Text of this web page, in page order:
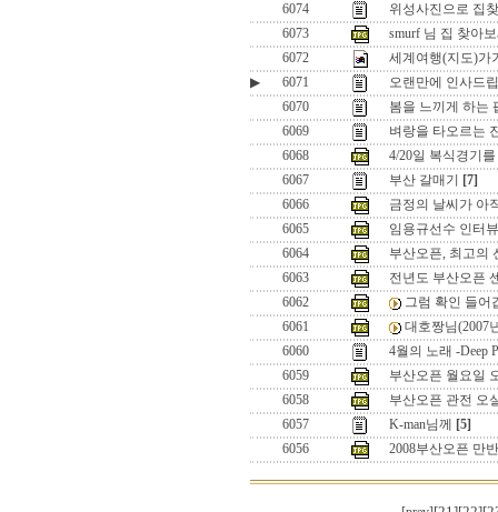
6074
위성사진으로 집
6073
smurf 님 집 찾아
6072
세계여행(지도)가
▶
6071
오랜만에 인사드
6070
봄을 느끼게 하는
6069
벼랑을 타오르는
6068
4/20일 복식경기
6067
부산 갈매기
[7]
6066
금정의 날씨가 아
6065
임용규선수 인터뷰
6064
부산오픈, 최고의
6063
전년도 부산오픈
6062
그럼 확인 들어
6061
대호짱님(2007
6060
4월의 노래 -Deep
6059
부산오픈 월요일
6058
부산오픈 관전 오
6057
K-man님께
[5]
6056
2008부산오픈 만